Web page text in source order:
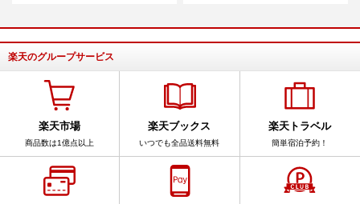
楽天のグループサービス
楽天市場
商品数は1億点以上
楽天ブックス
いつでも全品送料無料
楽天トラベル
簡単宿泊予約！